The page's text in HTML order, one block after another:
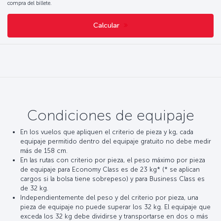
compra del billete.
Calcular
Condiciones de equipaje
En los vuelos que apliquen el criterio de pieza y kg, cada
equipaje permitido dentro del equipaje gratuito no debe medir
más de 158 cm.
En las rutas con criterio por pieza, el peso máximo por pieza
de equipaje para Economy Class es de 23 kg* (* se aplican
cargos si la bolsa tiene sobrepeso) y para Business Class es
de 32 kg.
Independientemente del peso y del criterio por pieza, una
pieza de equipaje no puede superar los 32 kg. El equipaje que
exceda los 32 kg debe dividirse y transportarse en dos o más